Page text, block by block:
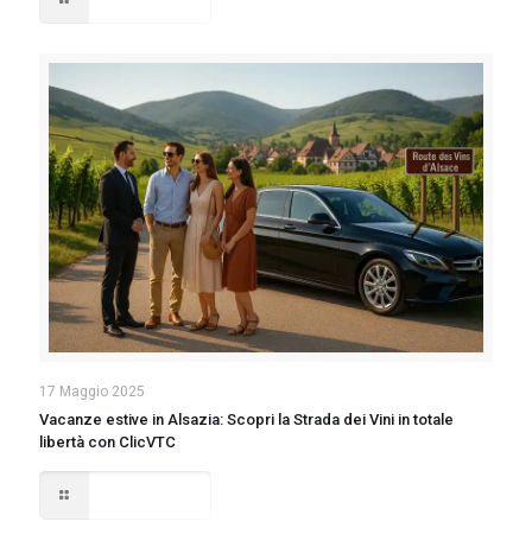
17 Maggio 2025
Vacanze estive in Alsazia: Scopri la Strada dei Vini in totale
libertà con ClicVTC